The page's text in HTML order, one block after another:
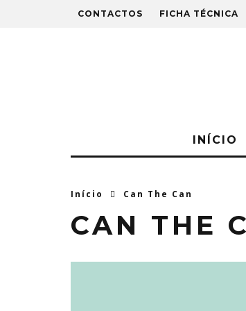
CONTACTOS FICHA TÉCNICA
INÍCIO
Início Can The Can
CAN THE